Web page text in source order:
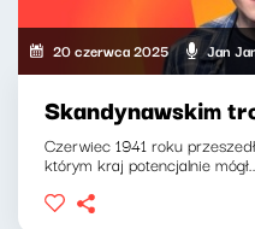
20 czerwca 2025 Jan
Skandynawskim
Czerwiec 1941 roku
którym kraj potencjalnie